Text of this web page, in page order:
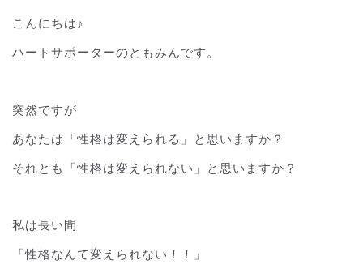
こんにちは♪
ハートサポーターのともみんです。
突然ですが
あなたは「性格は変えられる」と思いますか？
それとも「性格は変えられない」と思いますか？
私は長い間
「性格なんて変えられない！！」